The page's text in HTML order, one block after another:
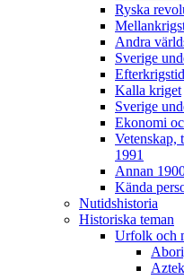
Ryska
Andra
Sverige
Kalla kriget
Sverige
Ekonomi
Vetenskap,
1991
Annan
Kända
Nutidshistoria
Historiska teman
Urfolk och